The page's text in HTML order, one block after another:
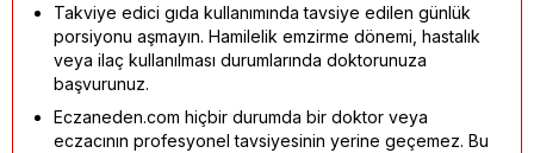
Takviye edici gıda kullanımında tavsiye edilen günlük
porsiyonu aşmayın. Hamilelik emzirme dönemi, hastalık
veya ilaç kullanılması durumlarında doktorunuza
başvurunuz.
Eczaneden.com hiçbir durumda bir doktor veya
eczacının profesyonel tavsiyesinin yerine geçemez. Bu